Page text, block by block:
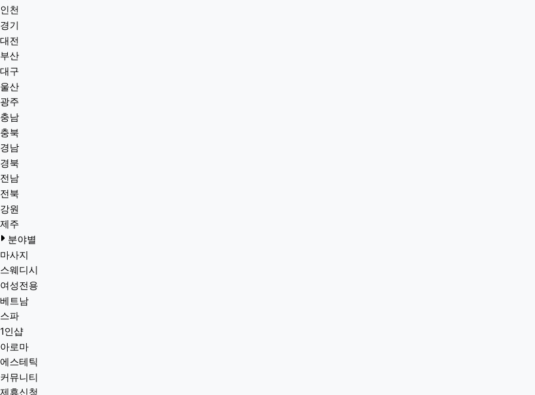
인천
경기
대전
부산
대구
울산
광주
충남
충북
경남
경북
전남
전북
강원
제주
분야별
마사지
스웨디시
여성전용
베트남
스파
1인샵
아로마
에스테틱
커뮤니티
제휴신청